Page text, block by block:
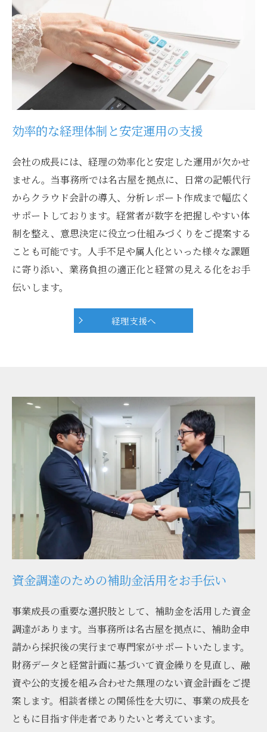
効率的な経理体制と安定運用の支援
会社の成長には、経理の効率化と安定した運用が欠かせ
ません。当事務所では名古屋を拠点に、日常の記帳代行
からクラウド会計の導入、分析レポート作成まで幅広く
サポートしております。経営者が数字を把握しやすい体
制を整え、意思決定に役立つ仕組みづくりをご提案する
ことも可能です。人手不足や属人化といった様々な課題
に寄り添い、業務負担の適正化と経営の見える化をお手
伝いします。
経理支援へ
資金調達のための補助金活用をお手伝い
事業成長の重要な選択肢として、補助金を活用した資金
調達があります。当事務所は名古屋を拠点に、補助金申
請から採択後の実行まで専門家がサポートいたします。
財務データと経営計画に基づいて資金繰りを見直し、融
資や公的支援を組み合わせた無理のない資金計画をご提
案します。相談者様との関係性を大切に、事業の成長を
ともに目指す伴走者でありたいと考えています。